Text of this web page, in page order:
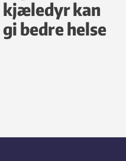
kjæledyr kan
gi bedre helse